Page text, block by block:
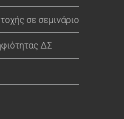
σε σεμινάριο
ΔΣ